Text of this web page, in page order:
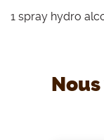
1 spray hydro